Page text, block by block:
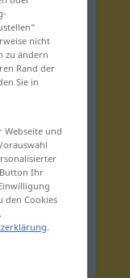
nicht
zu ändern
Rand der
Sie in
und
Ihr
den Cookies
.